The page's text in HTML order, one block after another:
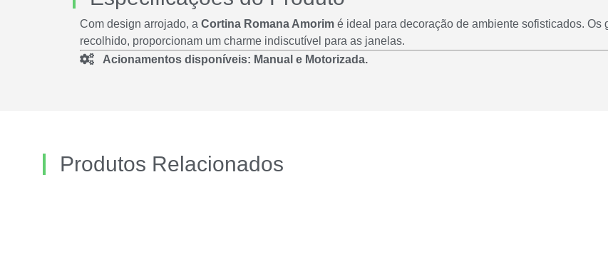
Com design arrojado, a Cortina Romana Amorim é ideal para decoração de ambiente sofisticados.
recolhido, proporcionam um charme indiscutível para as janelas.
Acionamentos disponíveis: Manual e Motorizada.
Produtos Relacionados